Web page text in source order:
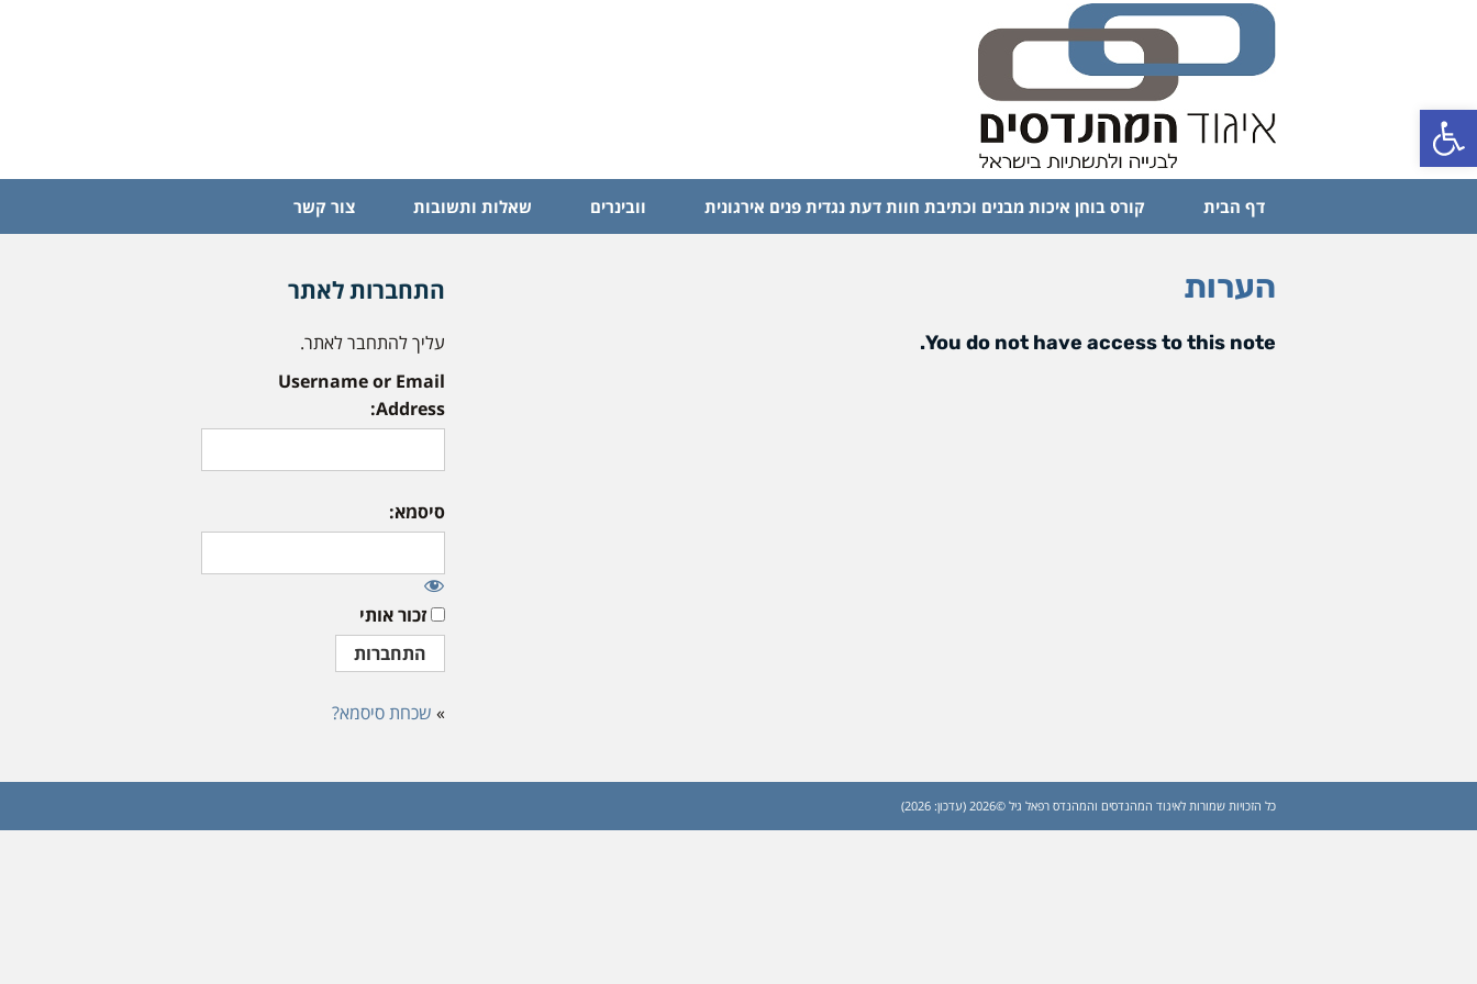
פתח סרגל נגישות
דף הבית קורס בוחן איכות מבנים וכתיבת חוות דעת נגדית פנים אירגונית וובינרים שאלות ותשובות צור קשר
הערות
You do not have access to this note.
התחברות לאתר
עליך להתחבר לאתר.
Username or Email
Address:
סיסמא:
זכור אותי
» שכחת סיסמא?
כל הזכויות שמורות לאיגוד המהנדסים והמהנדס רפאל גיל ©2026 (עדכון: 2026)